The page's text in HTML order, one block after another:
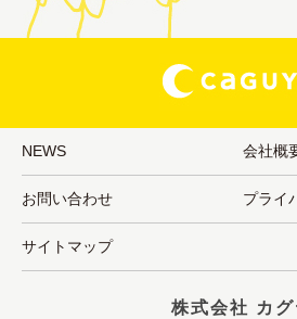
NEWS 会社概
お問い合わせ プライ
サイトマップ
株式会社 カグ